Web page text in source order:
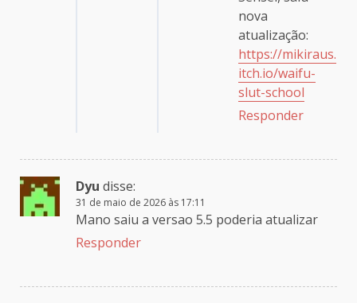
nova
atualização:
https://mikiraus.
itch.io/waifu-
slut-school
Responder
Dyu disse:
31 de maio de 2026 às 17:11
Mano saiu a versao 5.5 poderia atualizar
Responder